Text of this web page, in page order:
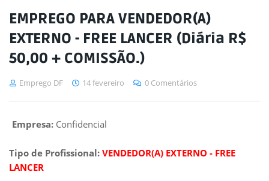
EMPREGO PARA VENDEDOR(A)
EXTERNO - FREE LANCER (Diária R$
50,00 + COMISSÃO.)
Emprego DF 14 fevereiro 0 Comentários
Empresa: Confidencial
Tipo de Profissional: VENDEDOR(A) EXTERNO - FREE
LANCER